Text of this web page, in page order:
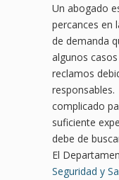
Un abogado
percances en
de demanda
algunos
reclamos
complicado
suficiente
debe de
El
Seguridad y